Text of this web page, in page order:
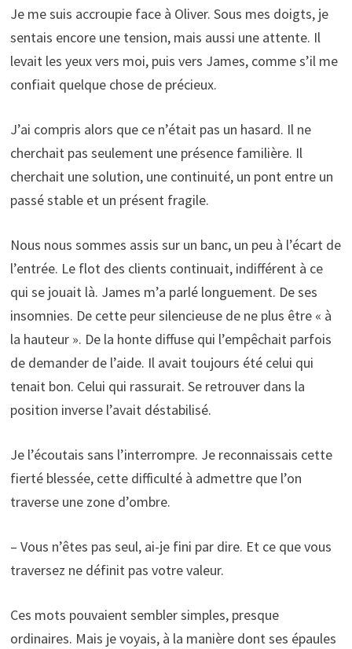
Je me suis accroupie face à Oliver. Sous mes doigts, je
sentais encore une tension, mais aussi une attente. Il
levait les yeux vers moi, puis vers James, comme s’il me
confiait quelque chose de précieux.
J’ai compris alors que ce n’était pas un hasard. Il ne
cherchait pas seulement une présence familière. Il
cherchait une solution, une continuité, un pont entre un
passé stable et un présent fragile.
Nous nous sommes assis sur un banc, un peu à l’écart de
l’entrée. Le flot des clients continuait, indifférent à ce
qui se jouait là. James m’a parlé longuement. De ses
insomnies. De cette peur silencieuse de ne plus être « à
la hauteur ». De la honte diffuse qui l’empêchait parfois
de demander de l’aide. Il avait toujours été celui qui
tenait bon. Celui qui rassurait. Se retrouver dans la
position inverse l’avait déstabilisé.
Je l’écoutais sans l’interrompre. Je reconnaissais cette
fierté blessée, cette difficulté à admettre que l’on
traverse une zone d’ombre.
– Vous n’êtes pas seul, ai-je fini par dire. Et ce que vous
traversez ne définit pas votre valeur.
Ces mots pouvaient sembler simples, presque
ordinaires. Mais je voyais, à la manière dont ses épaules